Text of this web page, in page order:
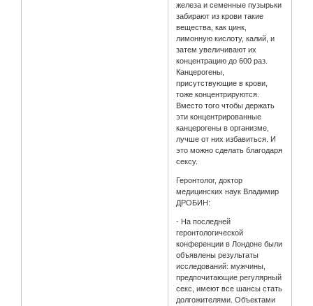
железа и семенные пузырьки
забирают из крови такие
вещества, как цинк,
лимонную кислоту, калий, и
затем увеличивают их
концентрацию до 600 раз.
Канцерогены,
присутствующие в крови,
тоже концентрируются.
Вместо того чтобы держать
эти концентрированные
канцерогены в организме,
лучше от них избавиться. И
это можно сделать благодаря
сексу.
Геронтолог, доктор
медицинских наук Владимир
ДРОБИН:
- На последней
геронтологической
конференции в Лондоне были
объявлены результаты
исследований: мужчины,
предпочитающие регулярный
секс, имеют все шансы стать
долгожителями. Объектами